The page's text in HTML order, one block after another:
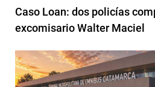
Caso Loan: dos policías
excomisario Walter Maciel